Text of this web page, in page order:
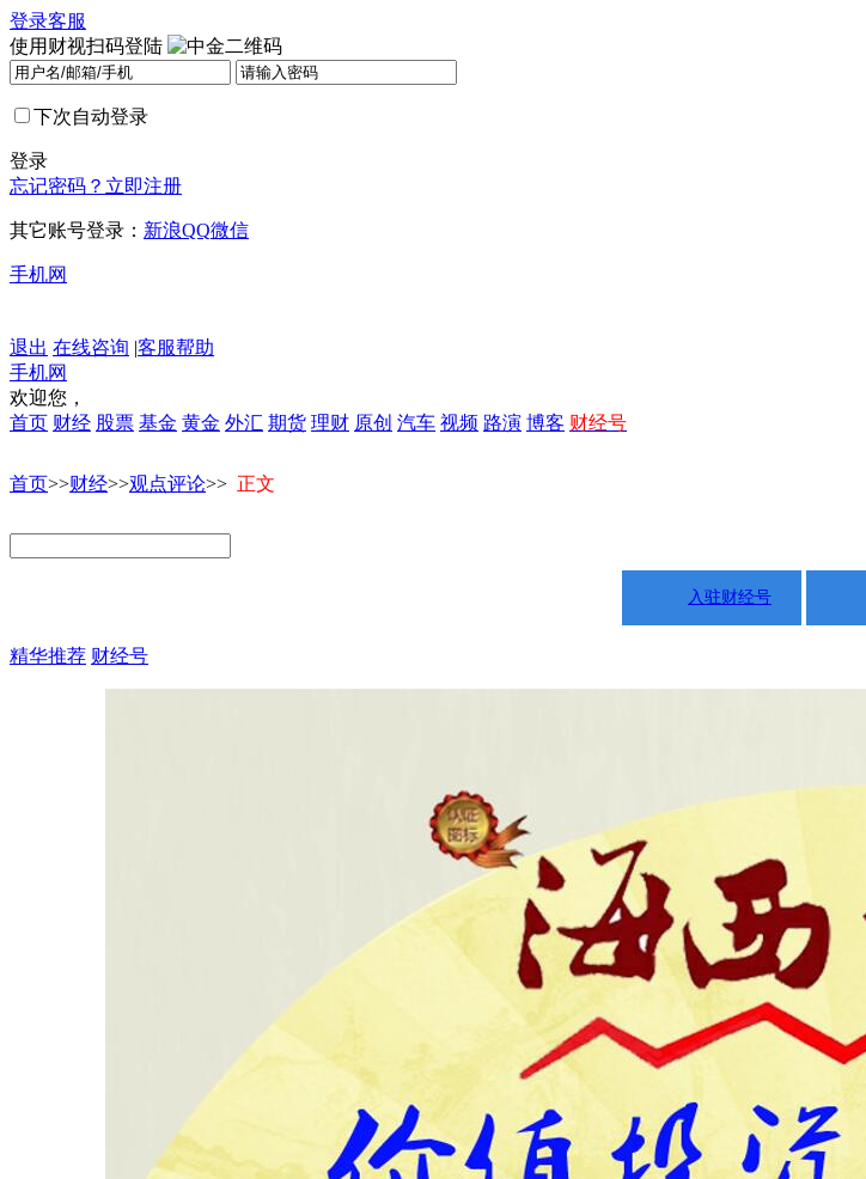
登录客服
使用财视扫码登陆
下次自动登录
登录
忘记密码？ 立即注册
其它账号登录： 新浪QQ微信
手机网
退出 在线咨询 |客服帮助
手机网
欢迎您，
首页 财经 股票 基金 黄金 外汇 期货 理财 原创 汽车 视频 路演 博客 财经号
首页>>财经>>观点评论>> 正文
入驻财经号
精华推荐 财经号